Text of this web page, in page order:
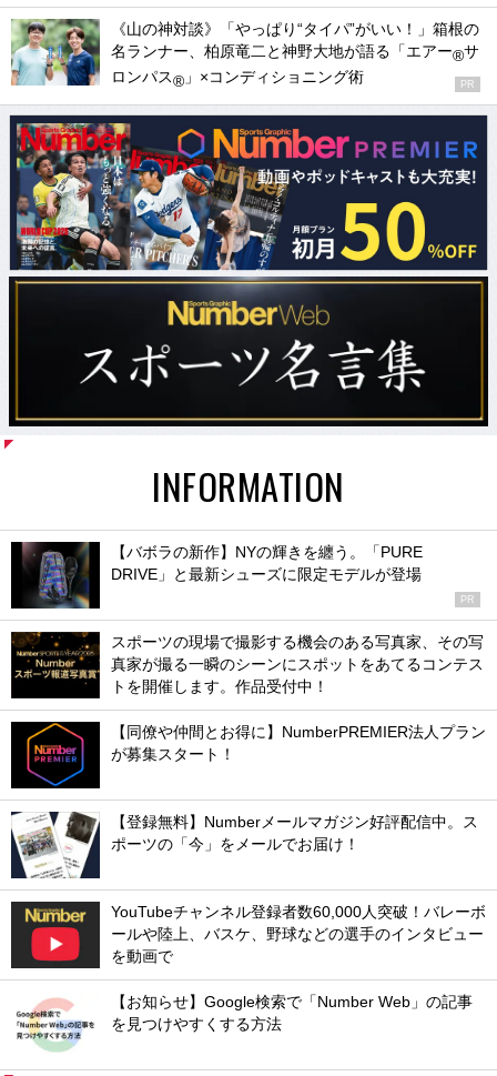
《山の神対談》「やっぱり“タイパ”がいい！」箱根の
名ランナー、柏原竜二と神野大地が語る「エアー®サ
ロンパス® 」×コンディショニング術 PR
INFORMATION
【バボラの新作】NYの輝きを纏う。「PURE
DRIVE」と最新シューズに限定モデルが登場
PR
スポーツの現場で撮影する機会のある写真家、その写
真家が撮る一瞬のシーンにスポットをあてるコンテス
トを開催します。作品受付中！
【同僚や仲間とお得に】NumberPREMIER法人プラン
が募集スタート！
【登録無料】Numberメールマガジン好評配信中。ス
ポーツの「今」をメールでお届け！
YouTubeチャンネル登録者数60,000人突破！バレーボ
ールや陸上、バスケ、野球などの選手のインタビュー
を動画で
【お知らせ】Google検索で「Number Web」の記事
を見つけやすくする方法